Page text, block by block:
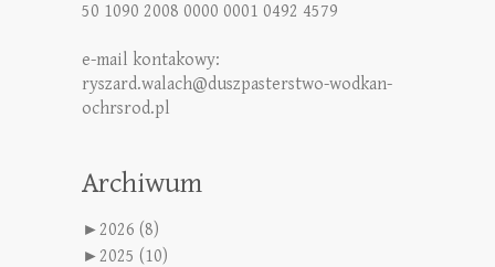
50 1090 2008 0000 0001 0492 4579
e-mail kontakowy:
ryszard.walach@duszpasterstwo-wodkan-
ochrsrod.pl
Archiwum
►2026 (8)
►2025 (10)